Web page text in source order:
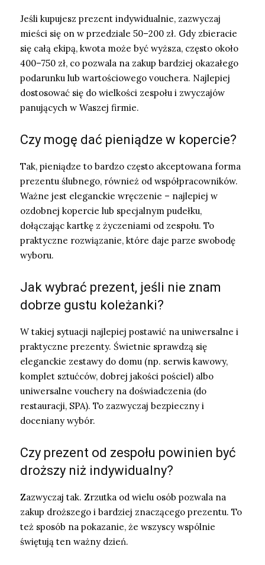
Jeśli kupujesz prezent indywidualnie, zazwyczaj
mieści się on w przedziale 50–200 zł. Gdy zbieracie
się całą ekipą, kwota może być wyższa, często około
400–750 zł, co pozwala na zakup bardziej okazałego
podarunku lub wartościowego vouchera. Najlepiej
dostosować się do wielkości zespołu i zwyczajów
panujących w Waszej firmie.
Czy mogę dać pieniądze w kopercie?
Tak, pieniądze to bardzo często akceptowana forma
prezentu ślubnego, również od współpracowników.
Ważne jest eleganckie wręczenie – najlepiej w
ozdobnej kopercie lub specjalnym pudełku,
dołączając kartkę z życzeniami od zespołu. To
praktyczne rozwiązanie, które daje parze swobodę
wyboru.
Jak wybrać prezent, jeśli nie znam
dobrze gustu koleżanki?
W takiej sytuacji najlepiej postawić na uniwersalne i
praktyczne prezenty. Świetnie sprawdzą się
eleganckie zestawy do domu (np. serwis kawowy,
komplet sztućców, dobrej jakości pościel) albo
uniwersalne vouchery na doświadczenia (do
restauracji, SPA). To zazwyczaj bezpieczny i
doceniany wybór.
Czy prezent od zespołu powinien być
droższy niż indywidualny?
Zazwyczaj tak. Zrzutka od wielu osób pozwala na
zakup droższego i bardziej znaczącego prezentu. To
też sposób na pokazanie, że wszyscy wspólnie
świętują ten ważny dzień.